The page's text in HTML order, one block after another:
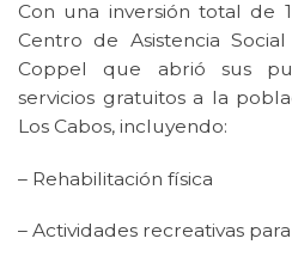
Con una inversión total de
Centro de Asistencia
Coppel que abrió sus
servicios gratuitos a la
Los Cabos, incluyendo:
– Rehabilitación física
– Actividades recreativas